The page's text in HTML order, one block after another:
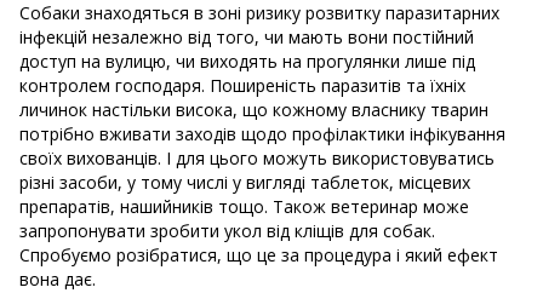
Собаки знаходяться в зоні ризику розвитку паразитарних
інфекцій незалежно від того, чи мають вони постійний
доступ на вулицю, чи виходять на прогулянки лише під
контролем господаря. Поширеність паразитів та їхніх
личинок настільки висока, що кожному власнику тварин
потрібно вживати заходів щодо профілактики інфікування
своїх вихованців. І для цього можуть використовуватись
різні засоби, у тому числі у вигляді таблеток, місцевих
препаратів, нашийників тощо. Також ветеринар може
запропонувати зробити укол від кліщів для собак.
Спробуємо розібратися, що це за процедура і який ефект
вона дає.